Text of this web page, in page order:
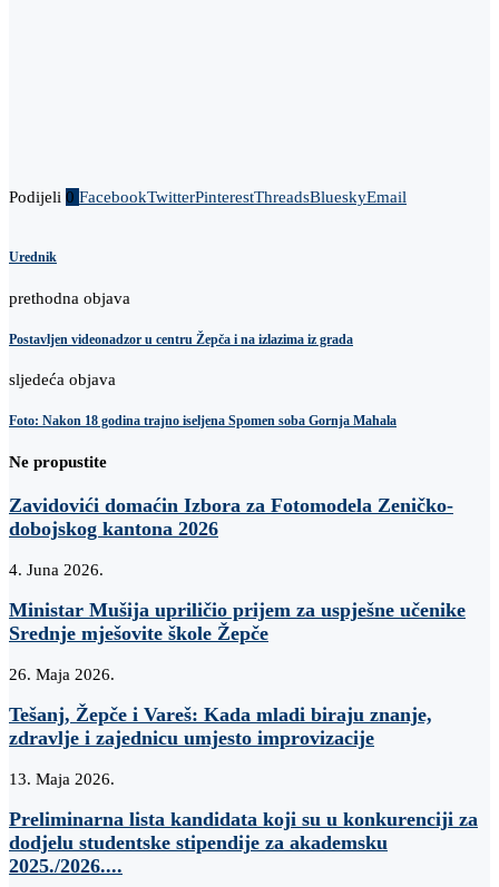
Podijeli 0 FacebookTwitterPinterestThreadsBlueskyEmail
Urednik
prethodna objava
Postavljen videonadzor u centru Žepča i na izlazima iz grada
sljedeća objava
Foto: Nakon 18 godina trajno iseljena Spomen soba Gornja Mahala
Ne propustite
Zavidovići domaćin Izbora za Fotomodela Zeničko-
dobojskog kantona 2026
4. Juna 2026.
Ministar Mušija upriličio prijem za uspješne učenike
Srednje mješovite škole Žepče
26. Maja 2026.
Tešanj, Žepče i Vareš: Kada mladi biraju znanje,
zdravlje i zajednicu umjesto improvizacije
13. Maja 2026.
Preliminarna lista kandidata koji su u konkurenciji za
dodjelu studentske stipendije za akademsku
2025./2026....